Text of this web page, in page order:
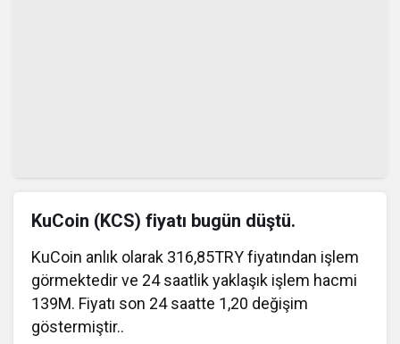
KuCoin (KCS) fiyatı bugün düştü.
KuCoin anlık olarak 316,85TRY fiyatından işlem
görmektedir ve 24 saatlik yaklaşık işlem hacmi
139M. Fiyatı son 24 saatte 1,20 değişim
göstermiştir..